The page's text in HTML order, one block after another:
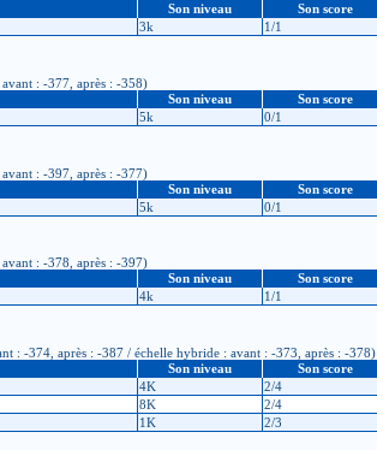
Son niveau Son score
3k 1/1
: -377, après : -358)
Son niveau Son score
5k 0/1
: -397, après : -377)
Son niveau Son score
5k 0/1
: -378, après : -397)
Son niveau Son score
4k 1/1
: -374, après : -387 / échelle hybride : avant : -373, après : -378)
Son niveau Son score
4K 2/4
8K 2/4
1K 2/3